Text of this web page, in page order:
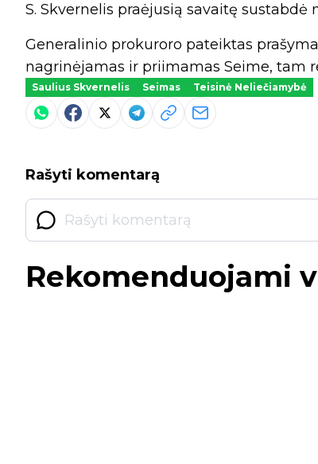
S. Skvernelis praėjusią savaitę sustabdė
Generalinio prokuroro pateiktas
nagrinėjamas ir priimamas Seime, tam
Saulius Skvernelis Seimas Teisinė Neliečiamybė
Rašyti komentarą
Rekomenduojami